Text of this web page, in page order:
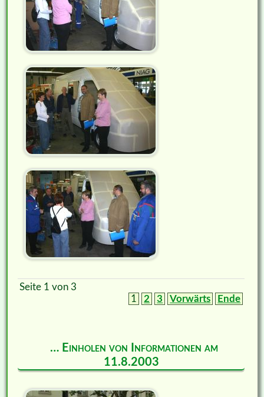
Seite 1 von 3
1
2 3 Vorwärts Ende
… Einholen von Informationen am
11.8.2003